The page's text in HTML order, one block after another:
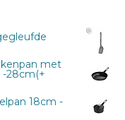
met
28cm(+
18cm -